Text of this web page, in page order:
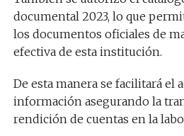
documental 2023, lo que
los documentos oficiales de
efectiva de esta institución.
De esta manera se facilitará el
información asegurando la
rendición de cuentas en la